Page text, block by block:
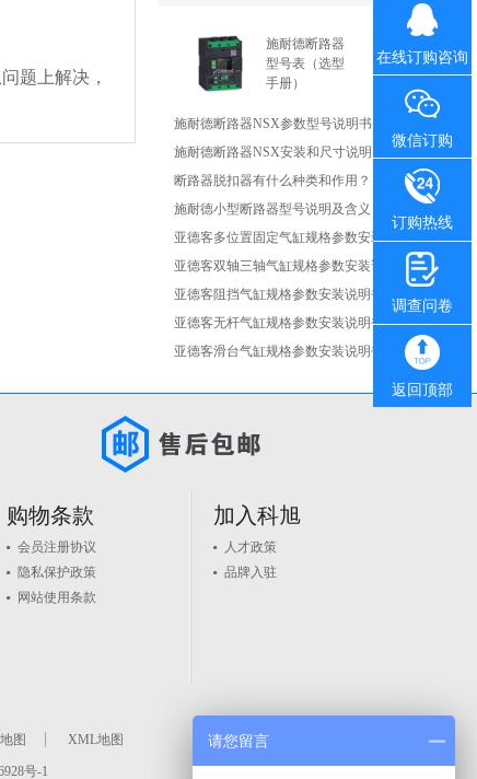
题上解决，
施耐德断路器
型号表（选型
手册）
施耐德断路器NSX参数型号说明书
施耐德断路器NSX安装和尺寸说明
断路器脱扣器有什么种类和作用？
施耐德小型断路器型号说明及含义
亚德客多位置固定气缸规格参数安装说明书
亚德客双轴三轴气缸规格参数安装说明书
亚德客阻挡气缸规格参数安装说明书
亚德客无杆气缸规格参数安装说明书
亚德客滑台气缸规格参数安装说明书
购物条款
会员注册协议
隐私保护政策
网站使用条款
加入科旭
人才政策
品牌入驻
图 XML地图
在线订购咨询
微信订购
订购热线
调查问卷
返回顶部
号-1
请您留言